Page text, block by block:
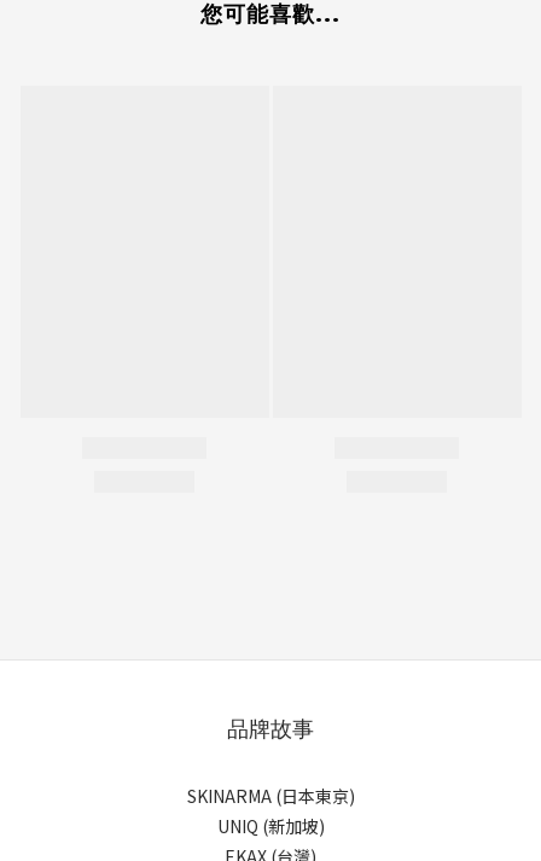
您可能喜歡...
品牌故事
SKINARMA (日本東京)
UNIQ (新加坡)